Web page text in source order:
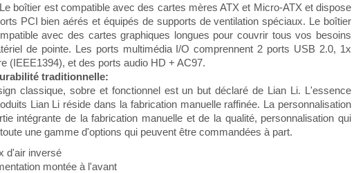
boîtier est compatible avec des cartes mères ATX et Micro-ATX et dispose
PCI bien aérés et équipés de supports de ventilation spéciaux. Le boîtier
avec des cartes graphiques longues pour couvrir tous vos besoins
de pointe. Les ports multimédia I/O comprennent 2 ports USB 2.0, 1x
(IEEE1394), et des ports audio HD + AC97.
traditionnelle:
classique, sobre et fonctionnel est un but déclaré de Lian Li. L'essence
Lian Li réside dans la fabrication manuelle raffinée. La personnalisation
intégrante de la fabrication manuelle et de la qualité, personnalisation qui
une gamme d'options qui peuvent être commandées à part.
d'air inversé
montée à l'avant